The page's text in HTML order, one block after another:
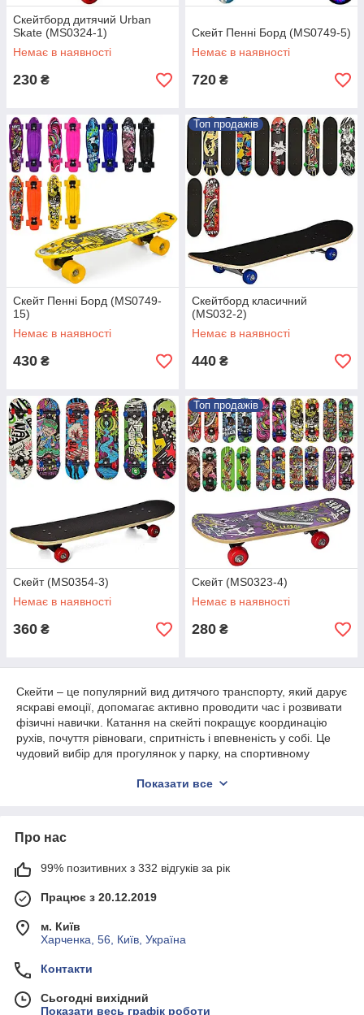
Скейтборд дитячий Urban
Skate (MS0324-1)
Немає в наявності
230 ₴
Скейт Пенні Борд (MS0749-5)
Немає в наявності
720 ₴
Скейт Пенні Борд (MS0749-
15)
Немає в наявності
430 ₴
Топ продажів
Скейтборд класичний
(MS032-2)
Немає в наявності
440 ₴
Скейт (MS0354-3)
Немає в наявності
360 ₴
Топ продажів
Скейт (MS0323-4)
Немає в наявності
280 ₴
Скейти – це популярний вид дитячого транспорту, який дарує
яскраві емоції, допомагає активно проводити час і розвивати
фізичні навички. Катання на скейті покращує координацію
рухів, почуття рівноваги, спритність і впевненість у собі. Це
чудовий вибір для прогулянок у парку, на спортивному
MerryKidsпредставлений широкий
моделі з яскравим дизайном, міцною декою й якісними
Чим корисні скейти
Катання на скейті допомагає дитині підтримувати фізичну
активність і вдосконалювати координацію.
Під час катання розвиваються:
почуття рівноваги;
спритність;
Показати все
Про нас
99% позитивних з 332 відгуків за рік
Працює з 20.12.2019
м. Київ
Харченка, 56, Київ, Україна
Контакти
Сьогодні вихідний
Показати весь графік роботи